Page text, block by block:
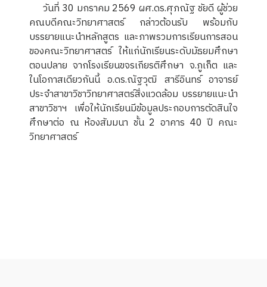
วันที่ 30 มกราคม 2569 ผศ.ดร.ศุภณัฐ ชัยดี ผู้ช่วย
คณบดีคณะวิทยาศาสตร์ กล่าวต้อนรับ พร้อมกับ
บรรยายแนะนำหลักสูตร และภาพรวมการเรียนการสอน
ของคณะวิทยาศาสตร์ ให้แก่นักเรียนระดับมัธยมศึกษา
ตอนปลาย จากโรงเรียนขจรเกียรติศึกษา จ.ภูเก็ต และ
ในโอกาสเดียวกันนี้ อ.ดร.ณัฐวุฒิ สารีอินทร์ อาจารย์
ประจำสาขาวิชาวิทยาศาสตร์สิ่งแวดล้อม บรรยายแนะนำ
สาขาวิชาฯ เพื่อให้นักเรียนมีข้อมูลประกอบการตัดสินใจ
ศึกษาต่อ ณ ห้องสัมมนา ชั้น 2 อาคาร 40 ปี คณะ
วิทยาศาสตร์